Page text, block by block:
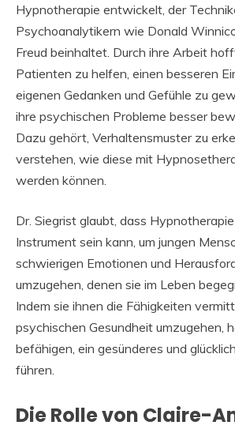
Hypnotherapie entwickelt, der
Psychoanalytikern wie Donald
Freud beinhaltet. Durch ihre Arbeit
Patienten zu helfen, einen besseren
eigenen Gedanken und Gefühle zu
ihre psychischen Probleme besser
Dazu gehört, Verhaltensmuster zu
verstehen, wie diese mit
werden können.
Dr. Siegrist glaubt, dass
Instrument sein kann, um jungen
schwierigen Emotionen und
umzugehen, denen sie im Leben
Indem sie ihnen die Fähigkeiten
psychischen Gesundheit umzugehen,
befähigen, ein gesünderes und
führen.
Die Rolle von Claire-